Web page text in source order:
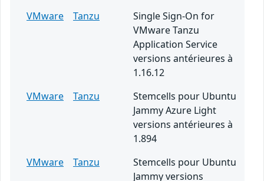
VMware
Tanzu
Single Sign-On for
VMware Tanzu
Application Service
versions antérieures à
1.16.12
VMware
Tanzu
Stemcells pour Ubuntu
Jammy Azure Light
versions antérieures à
1.894
VMware
Tanzu
Stemcells pour Ubuntu
Jammy versions